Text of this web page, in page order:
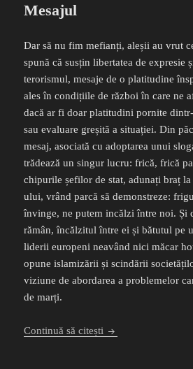
Mesajul
Dar să nu fim mefianți, aleșii au vrut
spună că susțin libertatea de expresie
terorismul, mesaje de o platitudine
ales în condițiile de război în care ne
dacă ar fi doar platitudini pornite
sau evaluare greșită a situației. Din
mesaj, asociată cu adoptarea unui
trădează un singur lucru: frică, frică
chipurile șefilor de stat, adunați braț
ului, vrând parcă să demonstreze:
învinge, ne putem incălzi între noi. Și
rămân, încălzitul între ei și bătutul pe
liderii europeni neavând nici măcar
opune islamizării și scindării
viziune de abordarea a problemelor
de marți.
Continuă să citești De ce nu ține „Je